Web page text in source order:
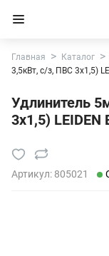
Главная Каталог
3,5кВт, с/з, ПВС 3х1,5)
Удлинитель
3х1,5) LEIDEN
Артикул: 805021